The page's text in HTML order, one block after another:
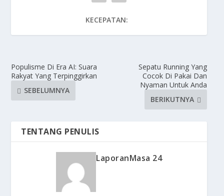
KECEPATAN:
Populisme Di Era AI: Suara
Rakyat Yang Terpinggirkan
SEBELUMNYA
Sepatu Running Yang
Cocok Di Pakai Dan
Nyaman Untuk Anda
BERIKUTNYA
TENTANG PENULIS
LaporanMasa 24